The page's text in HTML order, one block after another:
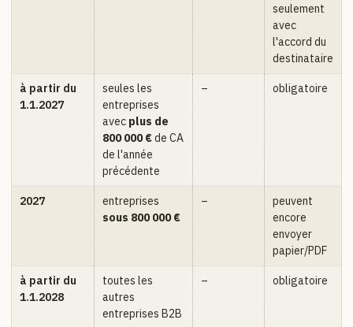
seulement
avec
l'accord du
destinataire
à partir du
1.1.2027
seules les
entreprises
avec plus de
800 000 €de CA
de l'année
précédente
– obligatoire
2027
entreprises
sous 800 000 €
–
peuvent
encore
envoyer
papier/PDF
à partir du
1.1.2028
toutes les
autres
entreprises B2B
– obligatoire